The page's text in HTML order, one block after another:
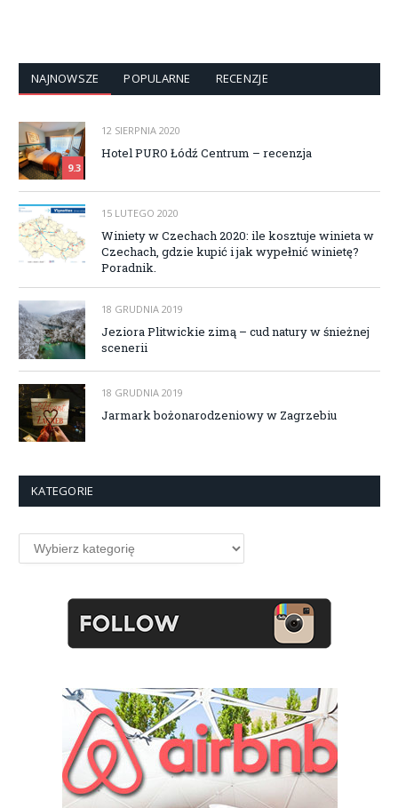
NAJNOWSZE POPULARNE RECENZJE
9.3
12 SIERPNIA 2020
Hotel PURO Łódź Centrum – recenzja
15 LUTEGO 2020
Winiety w Czechach 2020: ile kosztuje winieta w
Czechach, gdzie kupić i jak wypełnić winietę?
Poradnik.
18 GRUDNIA 2019
Jeziora Plitwickie zimą – cud natury w śnieżnej
scenerii
18 GRUDNIA 2019
Jarmark bożonarodzeniowy w Zagrzebiu
KATEGORIE
Kategorie